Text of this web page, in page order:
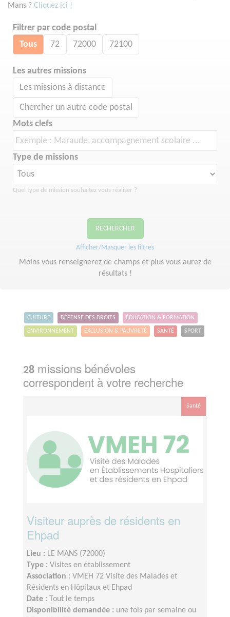
Mans ? Cliquez ici !
Filtrer par code postal
Tous 72 72000 72100
Les autres missions
Les missions à distance
Chercher un autre code postal
Mots clefs
Type de missions
Quel type de mission souhaitez vous réaliser ?
RECHERCHER
Afficher/Masquer les filtres
Moins vous renseignerez de champs et plus vous aurez de
résultats !
CULTURE DÉFENSE DES DROITS ÉDUCATION & FORMATION
ENVIRONNEMENT EXCLUSION & PAUVRETÉ SANTÉ SPORT
28 missions bénévoles
correspondent à votre recherche
Santé
Visiteur auprès de résidents en
Ehpad
Lieu : LE MANS (72000)
Type : Visites en établissement
Association : VMEH 72 Visite des Malades et
Résidents en Hôpitaux et Ehpad
Date :
Tout le temps
Disponibilité demandée : une fois par semaine ou